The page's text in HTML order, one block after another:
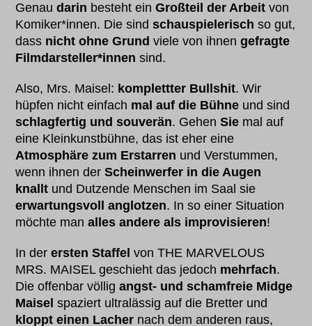
Genaudarin besteht einGroßteil der Arbeit von
Komiker*innen. Die sindschauspielerisch so gut,
dass nicht ohne Grund viele von ihnengefragte
Filmdarsteller*innen sind.
Also, Mrs. Maisel: komplettter Bullshit. Wir
hüpfen nicht einfach mal auf die Bühne und sind
schlagfertig und souverän. GehenSie mal auf
eine Kleinkunstbühne, das ist eher eine
Atmosphäre zum Erstarren und Verstummen,
wenn ihnen derScheinwerfer in die Augen
knallt und Dutzende Menschen im Saal sie
erwartungsvoll anglotzen. In so einer Situation
möchte manalles andere als improvisieren!
In derersten Staffel von THE MARVELOUS
MRS. MAISEL geschieht das jedoch mehrfach.
Die offenbar völligangst- und schamfreie Midge
Maisel spaziert ultralässig auf die Bretter und
kloppt einen Lacher nach dem anderen raus,